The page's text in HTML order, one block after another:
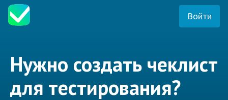
Войти
Нужно создать чеклист
для тестирования?